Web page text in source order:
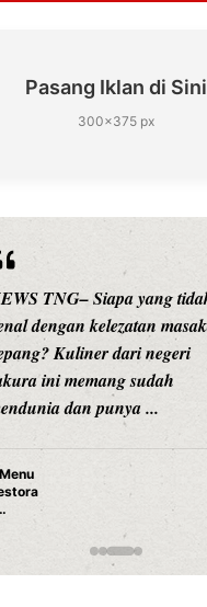
Pasang Iklan di Sini
300×375 px
yang tidak
masakan
dari negeri
sudah
...